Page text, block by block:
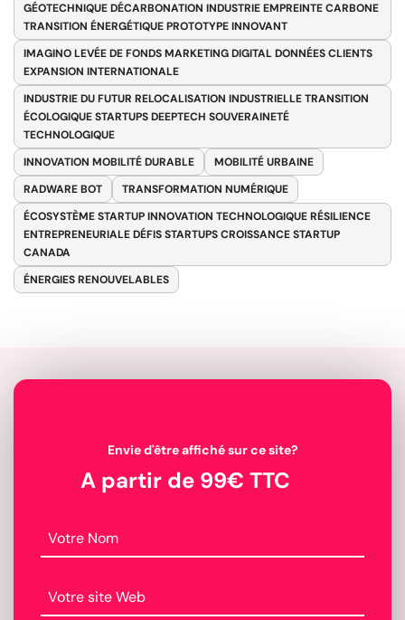
GÉOTECHNIQUE DÉCARBONATION INDUSTRIE EMPREINTE CARBONE
TRANSITION ÉNERGÉTIQUE PROTOTYPE INNOVANT
IMAGINO LEVÉE DE FONDS MARKETING DIGITAL DONNÉES CLIENTS
EXPANSION INTERNATIONALE
INDUSTRIE DU FUTUR RELOCALISATION INDUSTRIELLE TRANSITION
ÉCOLOGIQUE STARTUPS DEEPTECH SOUVERAINETÉ
TECHNOLOGIQUE
INNOVATION MOBILITÉ DURABLE
MOBILITÉ URBAINE
RADWARE BOT
TRANSFORMATION NUMÉRIQUE
ÉCOSYSTÈME STARTUP INNOVATION TECHNOLOGIQUE RÉSILIENCE
ENTREPRENEURIALE DÉFIS STARTUPS CROISSANCE STARTUP
CANADA
ÉNERGIES RENOUVELABLES
Envie d'être affiché sur ce site?
A partir de 99€ TTC